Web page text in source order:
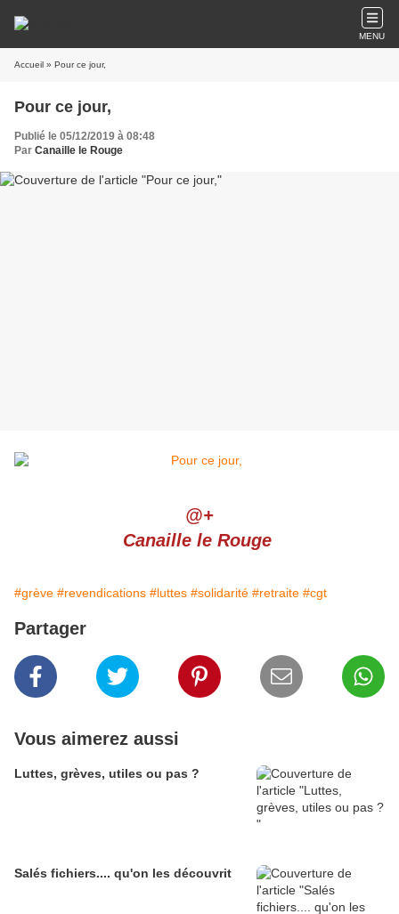
MENU
Accueil » Pour ce jour,
Pour ce jour,
Publié le 05/12/2019 à 08:48
Par Canaille le Rouge
@+
Canaille le Rouge
#grève #revendications #luttes #solidarité #retraite #cgt
Partager
Vous aimerez aussi
Luttes, grèves, utiles ou pas ?
Salés fichiers.... qu'on les découvrit